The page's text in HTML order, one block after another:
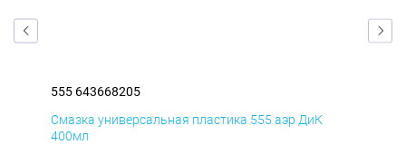
555 643668205
Смазка универсальная пластика 555 аэр ДиК
400мл